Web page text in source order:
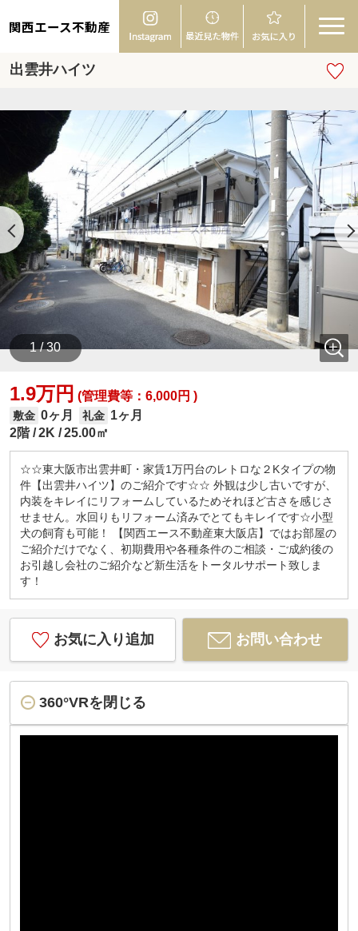
関西エース不動産
出雲井ハイツ
1 / 30
1.9万円 (管理費等：6,000円 )
敷金 0ヶ月 礼金 1ヶ月
2階 2K 25.00㎡
☆☆東大阪市出雲井町・家賃1万円台のレトロな２Kタイプの物
件【出雲井ハイツ】のご紹介です☆☆ 外観は少し古いですが、
内装をキレイにリフォームしているためそれほど古さを感じさ
せません。水回りもリフォーム済みでとてもキレイです☆小型
犬の飼育も可能！ 【関西エース不動産東大阪店】ではお部屋の
ご紹介だけでなく、初期費用や各種条件のご相談・ご成約後の
お引越し会社のご紹介など新生活をトータルサポート致しま
す！
お気に入り追加 お問い合わせ
360°VRを閉じる